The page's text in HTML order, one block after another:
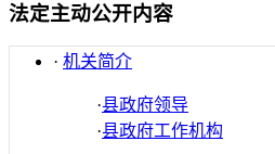
法定主动公开内容
· 机关简介
·县政府领导
·县政府工作机构